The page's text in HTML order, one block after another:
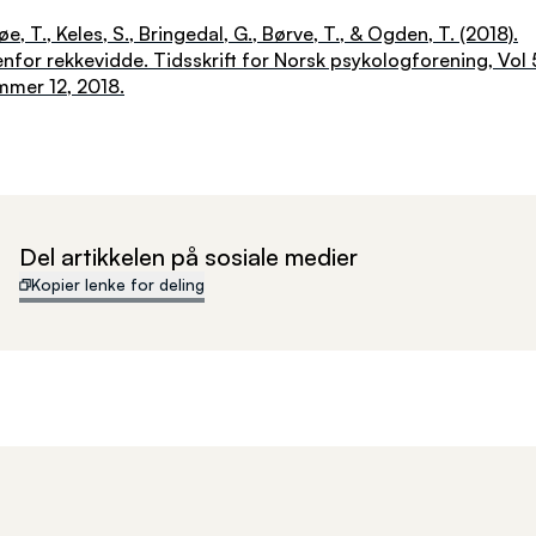
T., Keles, S., Bringedal, G., Børve, T., & Ogden, T. (2018).
rekkevidde. Tidsskrift for Norsk psykologforening, Vol
12, 2018.
Del artikkelen på sosiale medier
Kopier lenke for deling